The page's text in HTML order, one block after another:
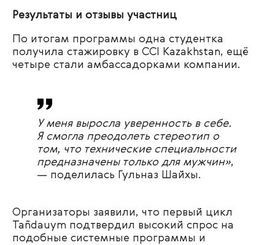
Результаты и отзывы участниц
По итогам программы одна студентка
получила стажировку в CCI Kazakhstan, ещё
четыре стали амбассадорками компании.
У меня выросла уверенность в себе.
Я смогла преодолеть стереотип о
том, что технические специальности
предназначены только для мужчин»,
— поделилась Гульназ Шайхы.
Организаторы заявили, что первый цикл
Tañdauym подтвердил высокий спрос на
подобные системные программы и